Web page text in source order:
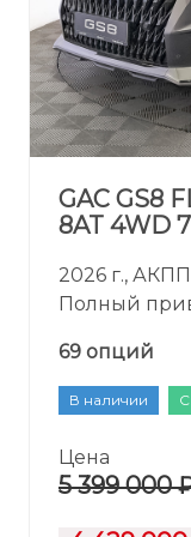
GAC GS8
8AT 4WD
2026 г.,
Полный
69 опций
В наличии
Цена
5 399 000